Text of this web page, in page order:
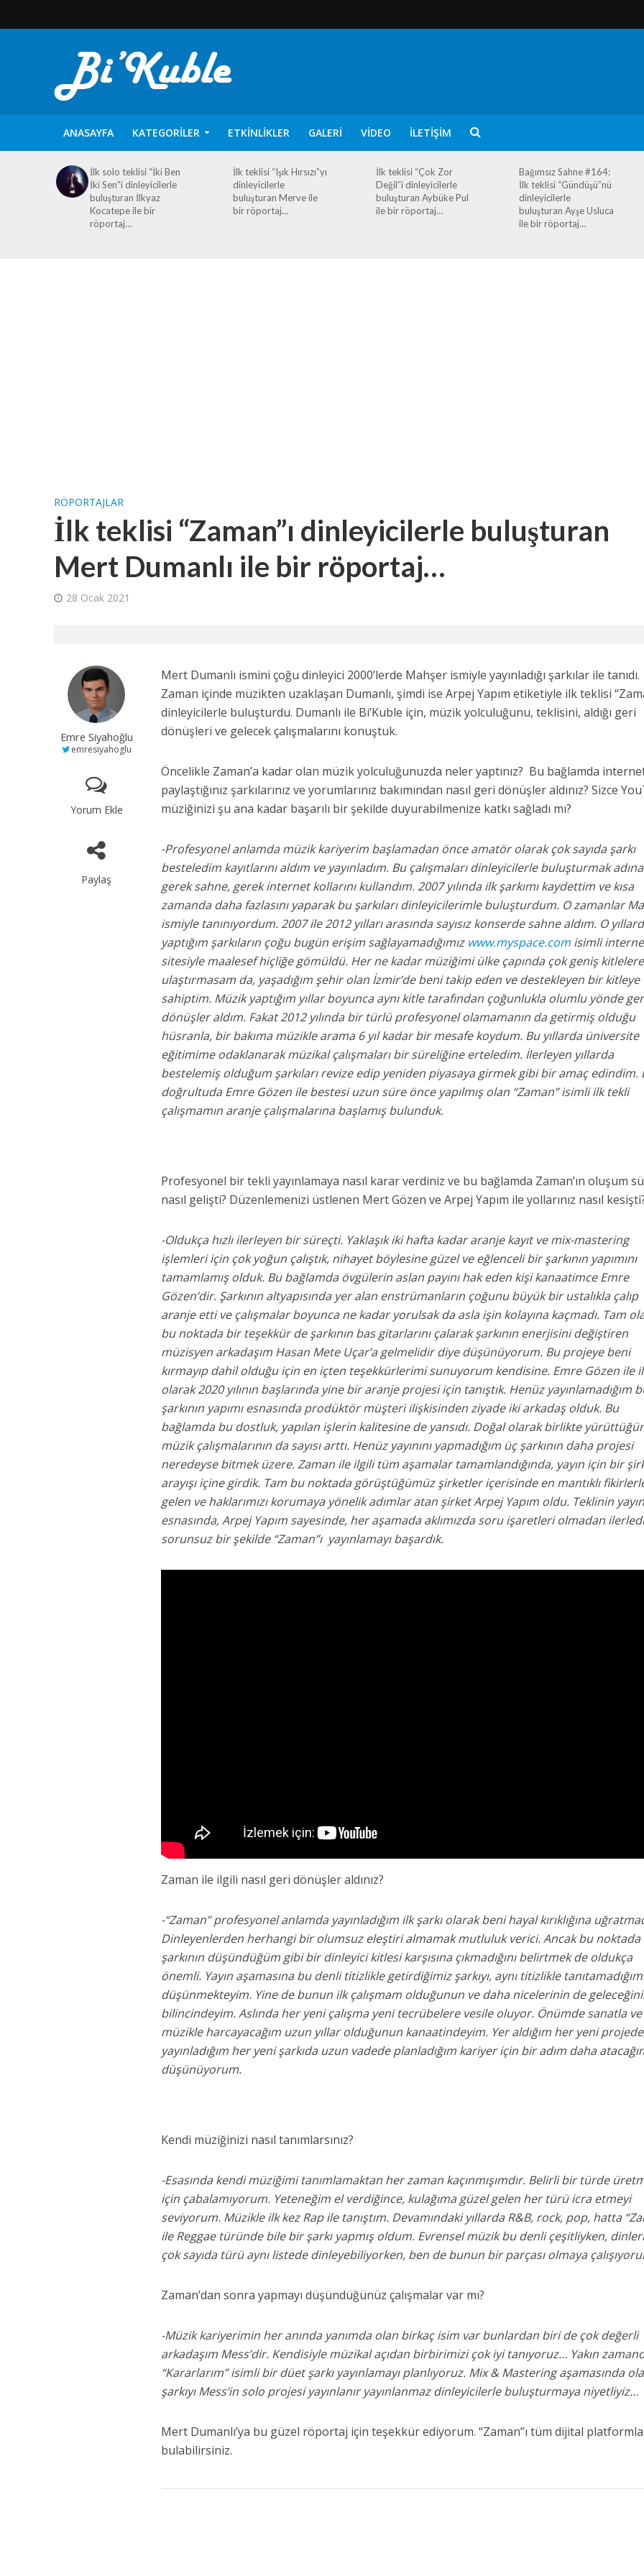
ANASAYFA KATEGORILER ETKINLIKLER GALERI VIDEO İLETIŞIM
İlk solo teklisi “İki Ben
İki Sen”i dinleyicilerle
buluşturan İlkyaz
Kocatepe ile bir
röportaj…
İlk teklisi “Işık Hırsızı”yı
dinleyicilerle
buluşturan Merve ile
bir röportaj…
İlk teklisi “Çok Zor
Değil”i dinleyicilerle
buluşturan Aybüke Pul
ile bir röportaj…
Bağımsız Sahne #164:
İlk teklisi “Gündüşü”nü
dinleyicilerle
buluşturan Ayşe Usluca
ile bir röportaj…
RÖPORTAJLAR
İlk teklisi “Zaman”ı dinleyicilerle buluşturan
Mert Dumanlı ile bir röportaj…
28 Ocak 2021
Emre Siyahoğlu
emresiyahoglu
Yorum Ekle
Paylaş
Mert Dumanlı ismini çoğu dinleyici 2000’lerde Mahşer ismiyle yayınladığı şarkılar ile tanıdı.
Zaman içinde müzikten uzaklaşan Dumanlı, şimdi ise Arpej Yapım etiketiyle ilk teklisi
dinleyicilerle buluşturdu. Dumanlı ile Bi’Kuble için, müzik yolculuğunu, teklisini, aldığı geri
dönüşleri ve gelecek çalışmalarını konuştuk.
Öncelikle Zaman’a kadar olan müzik yolculuğunuzda neler yaptınız? Bu bağlamda
paylaştığınız şarkılarınız ve yorumlarınız bakımından nasıl geri dönüşler aldınız? Sizce
müziğinizi şu ana kadar başarılı bir şekilde duyurabilmenize katkı sağladı mı?
-Profesyonel anlamda müzik kariyerim başlamadan önce amatör olarak çok sayıda şarkı
besteledim kayıtlarını aldım ve yayınladım. Bu çalışmaları dinleyicilerle buluşturmak adına
gerek sahne, gerek internet kollarını kullandım. 2007 yılında ilk şarkımı kaydettim ve kısa
zamanda daha fazlasını yaparak bu şarkıları dinleyicilerimle buluşturdum. O zamanlar
ismiyle tanınıyordum. 2007 ile 2012 yılları arasında sayısız konserde sahne aldım. O
yaptığım şarkıların çoğu bugün erişim sağlayamadığımız www.myspace.comisimli
sitesiyle maalesef hiçliğe gömüldü. Her ne kadar müziğimi ülke çapında çok geniş kitlelere
ulaştırmasam da, yaşadığım şehir olan İzmir’de beni takip eden ve destekleyen bir kitleye
sahiptim. Müzik yaptığım yıllar boyunca aynı kitle tarafından çoğunlukla olumlu yönde
dönüşler aldım. Fakat 2012 yılında bir türlü profesyonel olamamanın da getirmiş olduğu
hüsranla, bir bakıma müzikle arama 6 yıl kadar bir mesafe koydum. Bu yıllarda üniversite
eğitimime odaklanarak müzikal çalışmaları bir süreliğine erteledim. İlerleyen yıllarda
bestelemiş olduğum şarkıları revize edip yeniden piyasaya girmek gibi bir amaç edindim.
doğrultuda Emre Gözen ile bestesi uzun süre önce yapılmış olan “Zaman” isimli ilk tekli
çalışmamın aranje çalışmalarına başlamış bulunduk.
Profesyonel bir tekli yayınlamaya nasıl karar verdiniz ve bu bağlamda Zaman’ın oluşum
nasıl gelişti? Düzenlemenizi üstlenen Mert Gözen ve Arpej Yapım ile yollarınız nasıl
-Oldukça hızlı ilerleyen bir süreçti. Yaklaşık iki hafta kadar aranje kayıt ve mix-mastering
işlemleri için çok yoğun çalıştık, nihayet böylesine güzel ve eğlenceli bir şarkının yapımını
tamamlamış olduk. Bu bağlamda övgülerin aslan payını hak eden kişi kanaatimce Emre
Gözen’dir. Şarkının altyapısında yer alan enstrümanların çoğunu büyük bir ustalıkla çalıp
aranje etti ve çalışmalar boyunca ne kadar yorulsak da asla işin kolayına kaçmadı. Tam
bu noktada bir teşekkür de şarkının bas gitarlarını çalarak şarkının enerjisini değiştiren
müzisyen arkadaşım Hasan Mete Uçar’a gelmelidir diye düşünüyorum. Bu projeye beni
kırmayıp dahil olduğu için en içten teşekkürlerimi sunuyorum kendisine. Emre Gözen ile
olarak 2020 yılının başlarında yine bir aranje projesi için tanıştık. Henüz yayınlamadığım
şarkının yapımı esnasında prodüktör müşteri ilişkisinden ziyade iki arkadaş olduk. Bu
bağlamda bu dostluk, yapılan işlerin kalitesine de yansıdı. Doğal olarak birlikte
müzik çalışmalarının da sayısı arttı. Henüz yayınını yapmadığım üç şarkının daha projesi
neredeyse bitmek üzere. Zaman ile ilgili tüm aşamalar tamamlandığında, yayın için bir
arayışı içine girdik. Tam bu noktada görüştüğümüz şirketler içerisinde en mantıklı
gelen ve haklarımızı korumaya yönelik adımlar atan şirket Arpej Yapım oldu. Teklinin
esnasında, Arpej Yapım sayesinde, her aşamada aklımızda soru işaretleri olmadan
sorunsuz bir şekilde “Zaman”ı yayınlamayı başardık.
Zaman ile ilgili nasıl geri dönüşler aldınız?
-“Zaman” profesyonel anlamda yayınladığım ilk şarkı olarak beni hayal kırıklığına
Dinleyenlerden herhangi bir olumsuz eleştiri almamak mutluluk verici. Ancak bu noktada
şarkının düşündüğüm gibi bir dinleyici kitlesi karşısına çıkmadığını belirtmek de oldukça
önemli. Yayın aşamasına bu denli titizlikle getirdiğimiz şarkıyı, aynı titizlikle
düşünmekteyim. Yine de bunun ilk çalışmam olduğunun ve daha nicelerinin de
bilincindeyim. Aslında her yeni çalışma yeni tecrübelere vesile oluyor. Önümde sanatla ve
müzikle harcayacağım uzun yıllar olduğunun kanaatindeyim. Yer aldığım her yeni
yayınladığım her yeni şarkıda uzun vadede planladığım kariyer için bir adım daha
düşünüyorum.
Kendi müziğinizi nasıl tanımlarsınız?
-Esasında kendi müziğimi tanımlamaktan her zaman kaçınmışımdır. Belirli bir türde
için çabalamıyorum. Yeteneğim el verdiğince, kulağıma güzel gelen her türü icra etmeyi
seviyorum. Müzikle ilk kez Rap ile tanıştım. Devamındaki yıllarda R&B, rock, pop, hatta
ile Reggae türünde bile bir şarkı yapmış oldum. Evrensel müzik bu denli çeşitliyken,
çok sayıda türü aynı listede dinleyebiliyorken, ben de bunun bir parçası olmaya
Zaman’dan sonra yapmayı düşündüğünüz çalışmalar var mı?
-Müzik kariyerimin her anında yanımda olan birkaç isim var bunlardan biri de çok değerli
arkadaşım Mess’dir. Kendisiyle müzikal açıdan birbirimizi çok iyi tanıyoruz… Yakın
“Kararlarım” isimli bir düet şarkı yayınlamayı planlıyoruz. Mix & Mastering aşamasında
şarkıyı Mess’in solo projesi yayınlanır yayınlanmaz dinleyicilerle buluşturmaya niyetliyiz…
Mert Dumanlı’ya bu güzel röportaj için teşekkür ediyorum. “Zaman”ı tüm dijital
bulabilirsiniz.